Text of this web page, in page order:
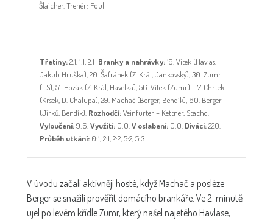
Šlaicher. Trenér: Poul
Třetiny:2:1, 1:1, 2:1 Branky a nahrávky:19. Vítek (Havlas,
Jakub Hruška), 20. Šafránek (Z. Král, Jankovský), 30. Zumr
(TS), 51. Hozák (Z. Král, Havelka), 56. Vítek (Zumr) – 7. Chrtek
(Krsek, D. Chalupa), 29. Machač (Berger, Bendík), 60. Berger
(Jirků, Bendík). Rozhodčí:Veinfurter – Kettner, Stacho.
Vyloučení:9:6.Využití: 0:0.V oslabení: 0:0. Diváci:220.
Průběh utkání: 0:1, 2:1, 2:2, 5:2, 5:3.
V úvodu začali aktivněji hosté, když Machač a posléze
Berger se snažili prověřit domácího brankáře. Ve 2. minutě
ujel po levém křídle Zumr, který našel najetého Havlase,